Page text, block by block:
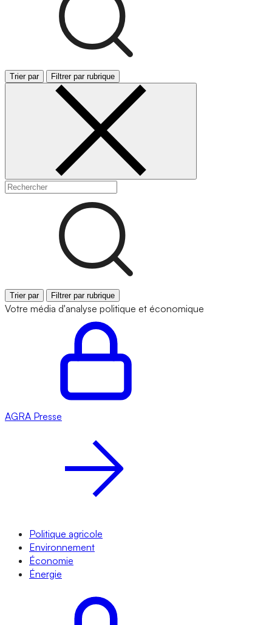
Trier par Filtrer par rubrique
Trier par Filtrer par rubrique
Votre média d'analyse politique et économique
AGRA Presse
Politique agricole
Environnement
Économie
Énergie